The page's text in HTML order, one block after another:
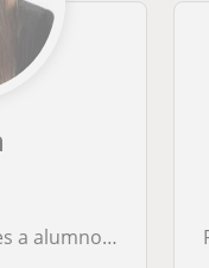
y Dirección de Empresas (ESADE..)